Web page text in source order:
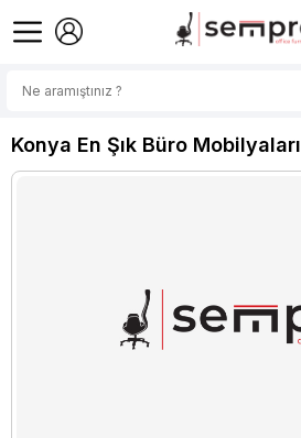
Konya En Şık Büro Mobilyaları